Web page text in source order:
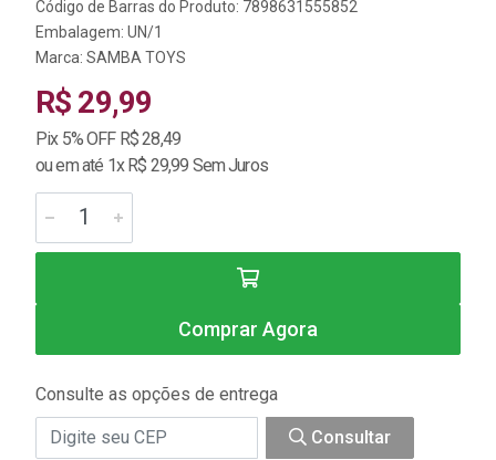
Código de Barras do Produto: 7898631555852
Embalagem: UN/1
Marca: SAMBA TOYS
R$ 29,99
Pix 5% OFF R$ 28,49
ou em até 1x R$ 29,99 Sem Juros
Comprar Agora
Consulte as opções de entrega
Consultar